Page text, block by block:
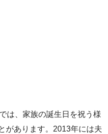
は、家族の誕生日を祝う様
があります。2013年には夫